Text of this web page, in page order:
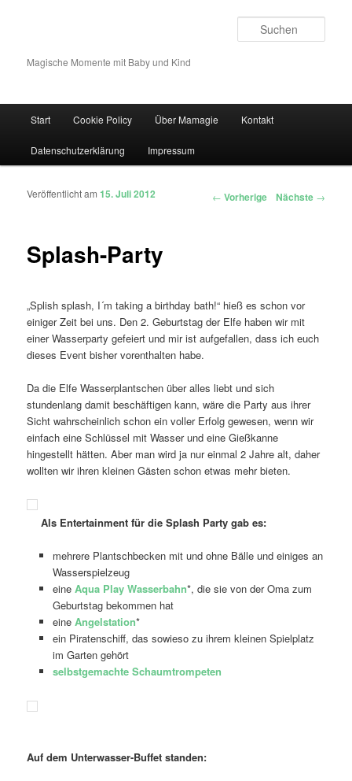
Magische Momente mit Baby und Kind
Zum Inhalt wechseln
Zum sekundären Inhalt wechseln
Start Cookie Policy Über Mamagie Kontakt
Datenschutzerklärung Impressum
Artikelnavigation ← Vorherige Nächste →
Splash-Party
Veröffentlicht am15. Juli 2012
„Splish splash, I´m taking a birthday bath!“ hieß es schon vor
einiger Zeit bei uns. Den 2. Geburtstag der Elfe haben wir mit
einer Wasserparty gefeiert und mir ist aufgefallen, dass ich euch
dieses Event bisher vorenthalten habe.
Da die Elfe Wasserplantschen über alles liebt und sich
stundenlang damit beschäftigen kann, wäre die Party aus ihrer
Sicht wahrscheinlich schon ein voller Erfolg gewesen, wenn wir
einfach eine Schlüssel mit Wasser und eine Gießkanne
hingestellt hätten. Aber man wird ja nur einmal 2 Jahre alt, daher
wollten wir ihren kleinen Gästen schon etwas mehr bieten.
Als Entertainment für die Splash Party gab es:
mehrere Plantschbecken mit und ohne Bälle und einiges an
Wasserspielzeug
eine Aqua Play Wasserbahn*, die sie von der Oma zum
Geburtstag bekommen hat
eine Angelstation*
ein Piratenschiff, das sowieso zu ihrem kleinen Spielplatz
im Garten gehört
selbstgemachte Schaumtrompeten
Auf dem Unterwasser-Buffet standen: